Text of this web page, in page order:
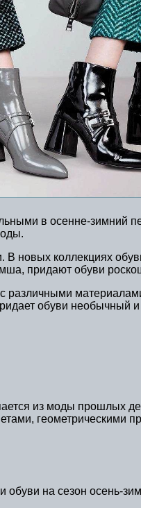
в осенне-зимний
новых коллекциях
придают обуви
различными
обуви необычный
из моды прошлых
геометрическими
на сезон осень-